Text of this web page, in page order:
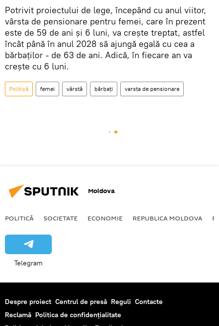
Potrivit proiectului de lege, începând cu anul viitor,
vârsta de pensionare pentru femei, care în prezent
este de 59 de ani şi 6 luni, va crește treptat, astfel
încât până în anul 2028 să ajungă egală cu cea a
bărbaților - de 63 de ani. Adică, în fiecare an va
crește cu 6 luni.
Politică femei vârstă bărbați varsta de pensionare
Moldova
POLITICĂ SOCIETATE ECONOMIE REPUBLICA MOLDOVA
Telegram
Despre proiect Centrul de presă Reguli Contacte
Reclamă Politica de confidențialitate